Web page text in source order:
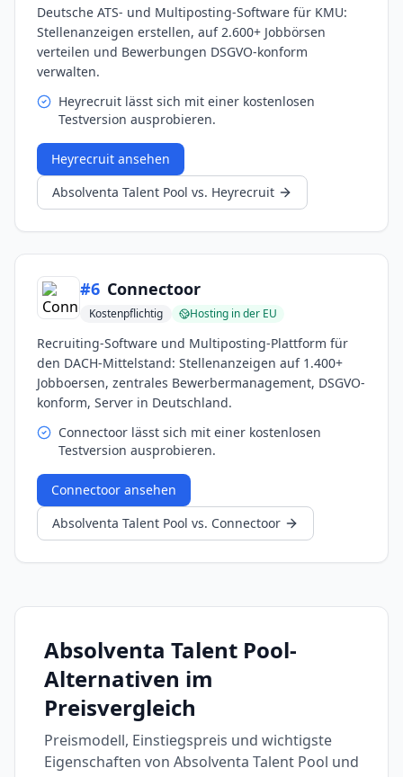
Deutsche ATS- und Multiposting-Software für KMU:
Stellenanzeigen erstellen, auf 2.600+ Jobbörsen
verteilen und Bewerbungen DSGVO-konform
verwalten.
Heyrecruit lässt sich mit einer kostenlosen
Testversion ausprobieren.
Heyrecruit ansehen
Absolventa Talent Pool vs. Heyrecruit
#6 Connectoor
Kostenpflichtig Hosting in der EU
Recruiting-Software und Multiposting-Plattform für
den DACH-Mittelstand: Stellenanzeigen auf 1.400+
Jobboersen, zentrales Bewerbermanagement, DSGVO-
konform, Server in Deutschland.
Connectoor lässt sich mit einer kostenlosen
Testversion ausprobieren.
Connectoor ansehen
Absolventa Talent Pool vs. Connectoor
Absolventa Talent Pool-
Alternativen im
Preisvergleich
Preismodell, Einstiegspreis und wichtigste
Eigenschaften von Absolventa Talent Pool und